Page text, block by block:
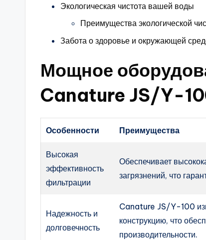
Экологическая чистота вашей воды
Преимущества экологической
Забота о здоровье и окружающей
Мощное
Canature JS/Y-
Особенности Преимущества
Высокая
эффективность
фильтрации
Обеспечивает
загрязнений, что
Надежность и
долговечность
Canature JS/Y-100
конструкцию, что
производительности.